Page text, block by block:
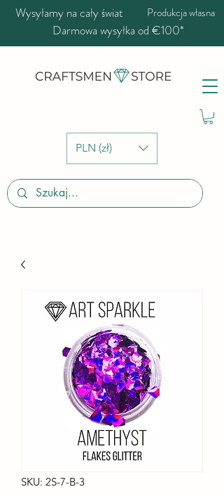
PLN (zł)
Wysyłamy na cały świat Produkcja własna
Darmowa wysyłka od €100*
SKU: 2S-7-B-3